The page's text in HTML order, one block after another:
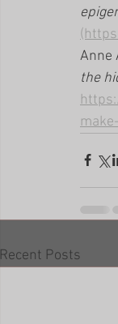
Anne
the
Recent Posts